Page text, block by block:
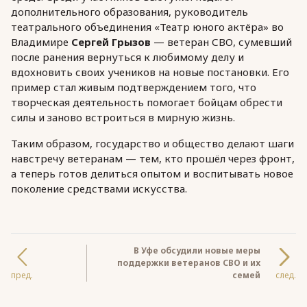
дополнительного образования, руководитель
театрального объединения «Театр юного актёра» во
Владимире Сергей Грызов — ветеран СВО, сумевший
после ранения вернуться к любимому делу и
вдохновить своих учеников на новые постановки. Его
пример стал живым подтверждением того, что
творческая деятельность помогает бойцам обрести
силы и заново встроиться в мирную жизнь.
Таким образом, государство и общество делают шаги
навстречу ветеранам — тем, кто прошёл через фронт,
а теперь готов делиться опытом и воспитывать новое
поколение средствами искусства.
пред.
В Уфе обсудили новые меры
поддержки ветеранов СВО и их
семей
след.